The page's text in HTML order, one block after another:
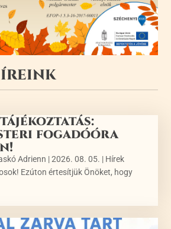
fogadóóra
Adrienn |2026. 08. 05. | Hírek
Ezúton értesítjük Önöket, hogy